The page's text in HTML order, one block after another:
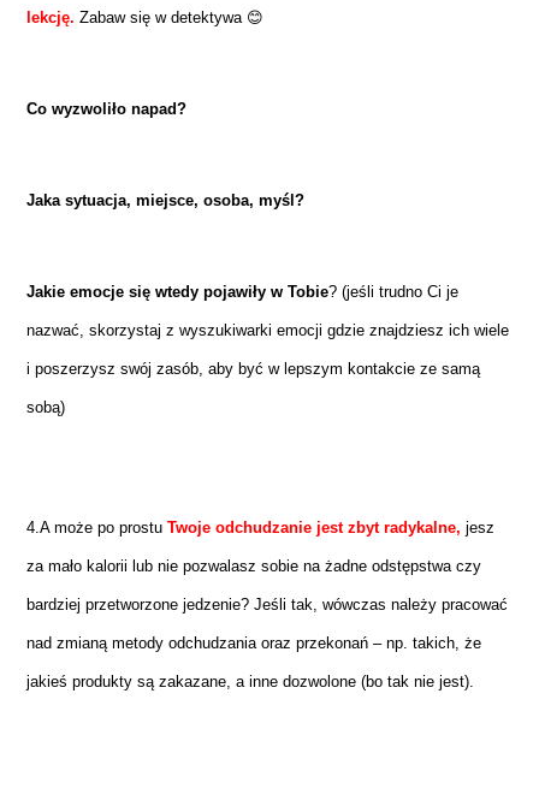
lekcję. Zabaw się w detektywa 😊
Co wyzwoliło napad?
Jaka sytuacja, miejsce, osoba, myśl?
Jakie emocje się wtedy pojawiły w Tobie? (jeśli trudno Ci je
nazwać, skorzystaj z wyszukiwarki emocji gdzie znajdziesz ich wiele
i poszerzysz swój zasób, aby być w lepszym kontakcie ze samą
sobą)
4.A może po prostuTwoje odchudzanie jest zbyt radykalne, jesz
za mało kalorii lub nie pozwalasz sobie na żadne odstępstwa czy
bardziej przetworzone jedzenie? Jeśli tak, wówczas należy pracować
nad zmianą metody odchudzania oraz przekonań – np. takich, że
jakieś produkty są zakazane, a inne dozwolone (bo tak nie jest).